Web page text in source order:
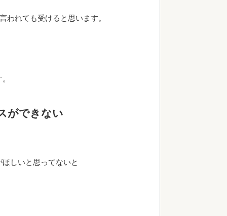
われても受けると思います。
ができない
しいと思ってないと